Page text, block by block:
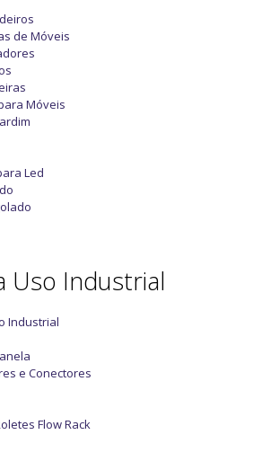
de Móveis
Móveis
Led
Uso Industrial
Industrial
e Conectores
Flow Rack